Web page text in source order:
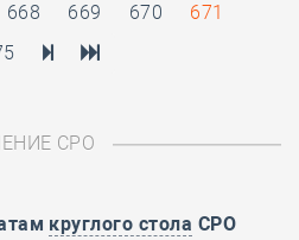
668 669 670
671
СРО
круглого стола СРО